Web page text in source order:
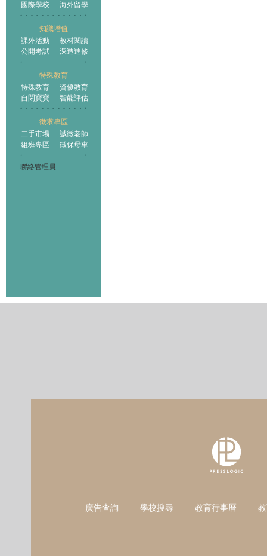
國際學校
海外留學
知識增值
課外活動
教材閱讀
公開考試
深造進修
特殊教育
特殊教育
資優教育
自閉寶寶
智能評估
徵求專區
二手市場
誠徵老師
組班專區
徵保母車
聯絡管理員
廣告查詢 學校搜尋 教育行事曆